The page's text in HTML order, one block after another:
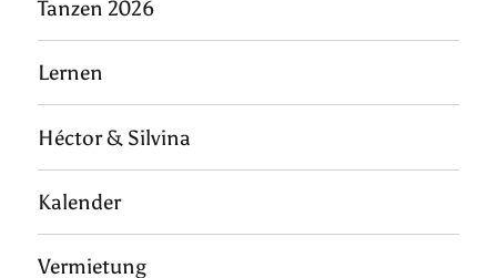
Tanzen 2026
Lernen
Héctor & Silvina
Kalender
Vermietung